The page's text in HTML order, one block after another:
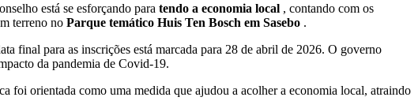
está se esforçando para tendo a economia local , contando com os
terreno no Parque temático Huis Ten Bosch em Sasebo .
final para as inscrições está marcada para 28 de abril de 2026. O governo
da pandemia de Covid-19.
foi orientada como uma medida que ajudou a acolher a economia local, atraindo